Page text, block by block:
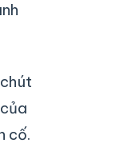
cố.